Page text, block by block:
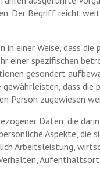
Der Begriff reicht
in einer Weise, dass die
einer spezifischen
gesondert
dass die
Person zugewiesen
Daten, die
Aspekte, die
Arbeitsleistung,